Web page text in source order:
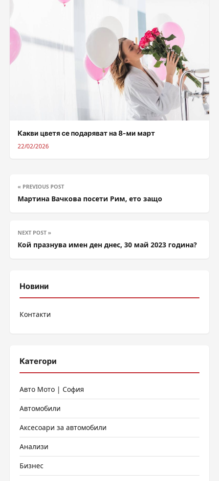
Какви цветя се подаряват на 8-ми март
22/02/2026
« PREVIOUS POST
Мартина Вачкова посети Рим, ето защо
NEXT POST »
Кой празнува имен ден днес, 30 май 2023 година?
Новини
Контакти
Категори
Авто Мото | София
Автомобили
Аксесоари за автомобили
Анализи
Бизнес